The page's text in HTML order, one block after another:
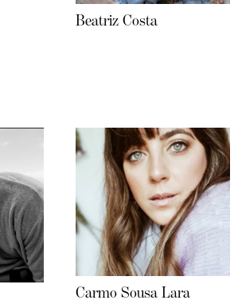
Beatriz Costa
Carmo Sousa Lara